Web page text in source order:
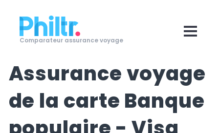
Comparateur assurance voyage
Assurance voyage
de la carte Banque